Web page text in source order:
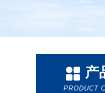
产
PRODUCT